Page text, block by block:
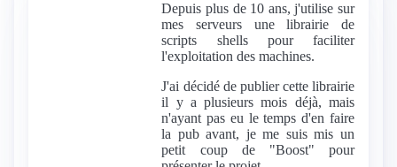
Depuis plus de 10 ans, j'utilise sur
mes serveurs une librairie de
scripts shells pour faciliter
l'exploitation des machines.
J'ai décidé de publier cette librairie
il y a plusieurs mois déjà, mais
n'ayant pas eu le temps d'en faire
la pub avant, je me suis mis un
petit coup de "Boost" pour